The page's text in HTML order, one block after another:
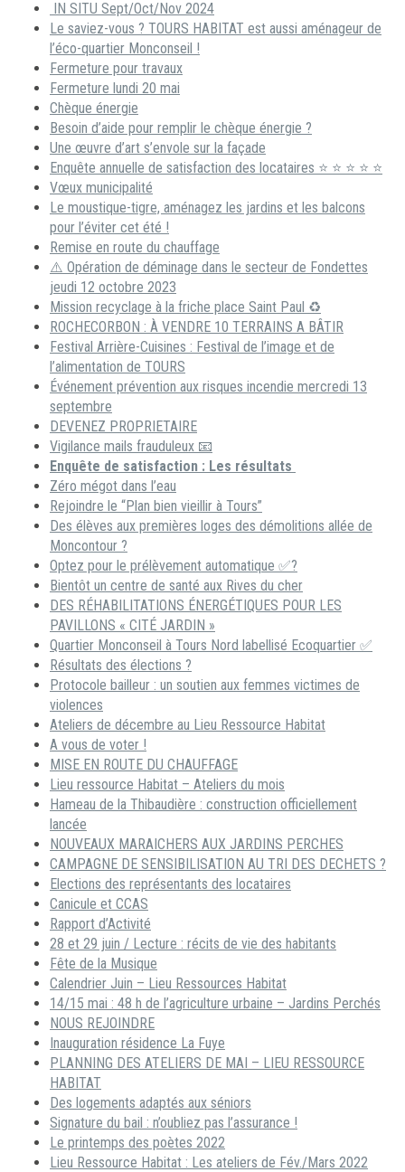
IN SITU Sept/Oct/Nov 2024
Le saviez-vous ? TOURS HABITAT est aussi aménageur de
l’éco-quartier Monconseil !
Fermeture pour travaux
Fermeture lundi 20 mai
Chèque énergie
Besoin d’aide pour remplir le chèque énergie ?
Une œuvre d’art s’envole sur la façade
Enquête annuelle de satisfaction des locataires ⭐ ⭐ ⭐ ⭐ ⭐
Vœux municipalité
Le moustique-tigre, aménagez les jardins et les balcons
pour l’éviter cet été !
Remise en route du chauffage
⚠️ Opération de déminage dans le secteur de Fondettes
jeudi 12 octobre 2023
Mission recyclage à la friche place Saint Paul ♻️
ROCHECORBON : À VENDRE 10 TERRAINS A BÂTIR
Festival Arrière-Cuisines : Festival de l’image et de
l’alimentation de TOURS
Événement prévention aux risques incendie mercredi 13
septembre
DEVENEZ PROPRIETAIRE
Vigilance mails frauduleux 📧
Enquête de satisfaction : Les résultats
Zéro mégot dans l’eau
Rejoindre le “Plan bien vieillir à Tours”
Des élèves aux premières loges des démolitions allée de
Moncontour ?
Optez pour le prélèvement automatique ✅?
Bientôt un centre de santé aux Rives du cher
DES RÉHABILITATIONS ÉNERGÉTIQUES POUR LES
PAVILLONS « CITÉ JARDIN »
Quartier Monconseil à Tours Nord labellisé Ecoquartier ✅
Résultats des élections ?
Protocole bailleur : un soutien aux femmes victimes de
violences
Ateliers de décembre au Lieu Ressource Habitat
A vous de voter !
MISE EN ROUTE DU CHAUFFAGE
Lieu ressource Habitat – Ateliers du mois
Hameau de la Thibaudière : construction officiellement
lancée
NOUVEAUX MARAICHERS AUX JARDINS PERCHES
CAMPAGNE DE SENSIBILISATION AU TRI DES DECHETS ?
Elections des représentants des locataires
Canicule et CCAS
Rapport d’Activité
28 et 29 juin / Lecture : récits de vie des habitants
Fête de la Musique
Calendrier Juin – Lieu Ressources Habitat
14/15 mai : 48 h de l’agriculture urbaine – Jardins Perchés
NOUS REJOINDRE
Inauguration résidence La Fuye
PLANNING DES ATELIERS DE MAI – LIEU RESSOURCE
HABITAT
Des logements adaptés aux séniors
Signature du bail : n’oubliez pas l’assurance !
Le printemps des poètes 2022
Lieu Ressource Habitat : Les ateliers de Fév./Mars 2022